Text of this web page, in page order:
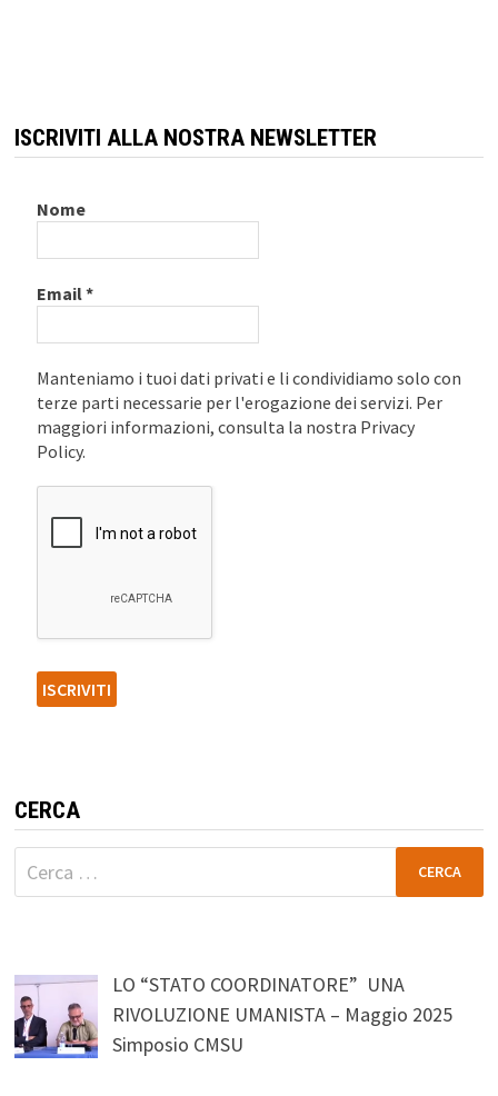
ISCRIVITI ALLA NOSTRA NEWSLETTER
Nome
Email*
Manteniamo i tuoi dati privati e li condividiamo solo con
terze parti necessarie per l'erogazione dei servizi. Per
maggiori informazioni, consulta la nostra Privacy
Policy.
CERCA
Ricerca
per:
LO “STATO COORDINATORE” UNA
RIVOLUZIONE UMANISTA – Maggio 2025
Simposio CMSU